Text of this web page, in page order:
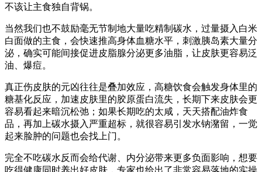
不该让主食独自背锅。
当然我们也不鼓励毫无节制地大量吃精制碳水，过量摄入白米
白面做的主食，会快速推高身体血糖水平，刺激胰岛素大量分
泌，确实可能间接促进皮脂腺分泌更多油脂，让皮肤更容易泛
油、爆痘。
真正伤皮肤的元凶往往是叠加效应，高糖饮食会触发身体里的
糖基化反应，加速皮肤里的胶原蛋白流失，长期下来皮肤会更
容易看起来暗沉松弛；如果长期吃的太咸，天天搭配油炸食
品，再加上碳水摄入严重超标，就很容易引发水钠潴留，一觉
起来脸肿的问题也会找上门。
完全不吃碳水反而会给代谢、内分泌带来更多负面影响，想要
吃得健康同时养出好皮肤，专家也给出了非常容易落地的实操